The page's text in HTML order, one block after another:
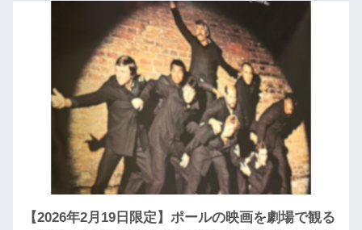
【2026年2月19日限定】ポールの映画を劇場で観る